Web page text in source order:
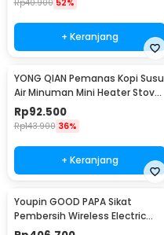
Rp40.900 52%
+ Keranjang
YONG QIAN Pemanas Kopi Susu
Air Minuman Mini Heater Stove
Pot 500W - YQ-105
Rp92.500
Rp143.900 36%
+ Keranjang
Youpin GOOD PAPA Sikat
Pembersih Wireless Electric
Cleaning - CL99